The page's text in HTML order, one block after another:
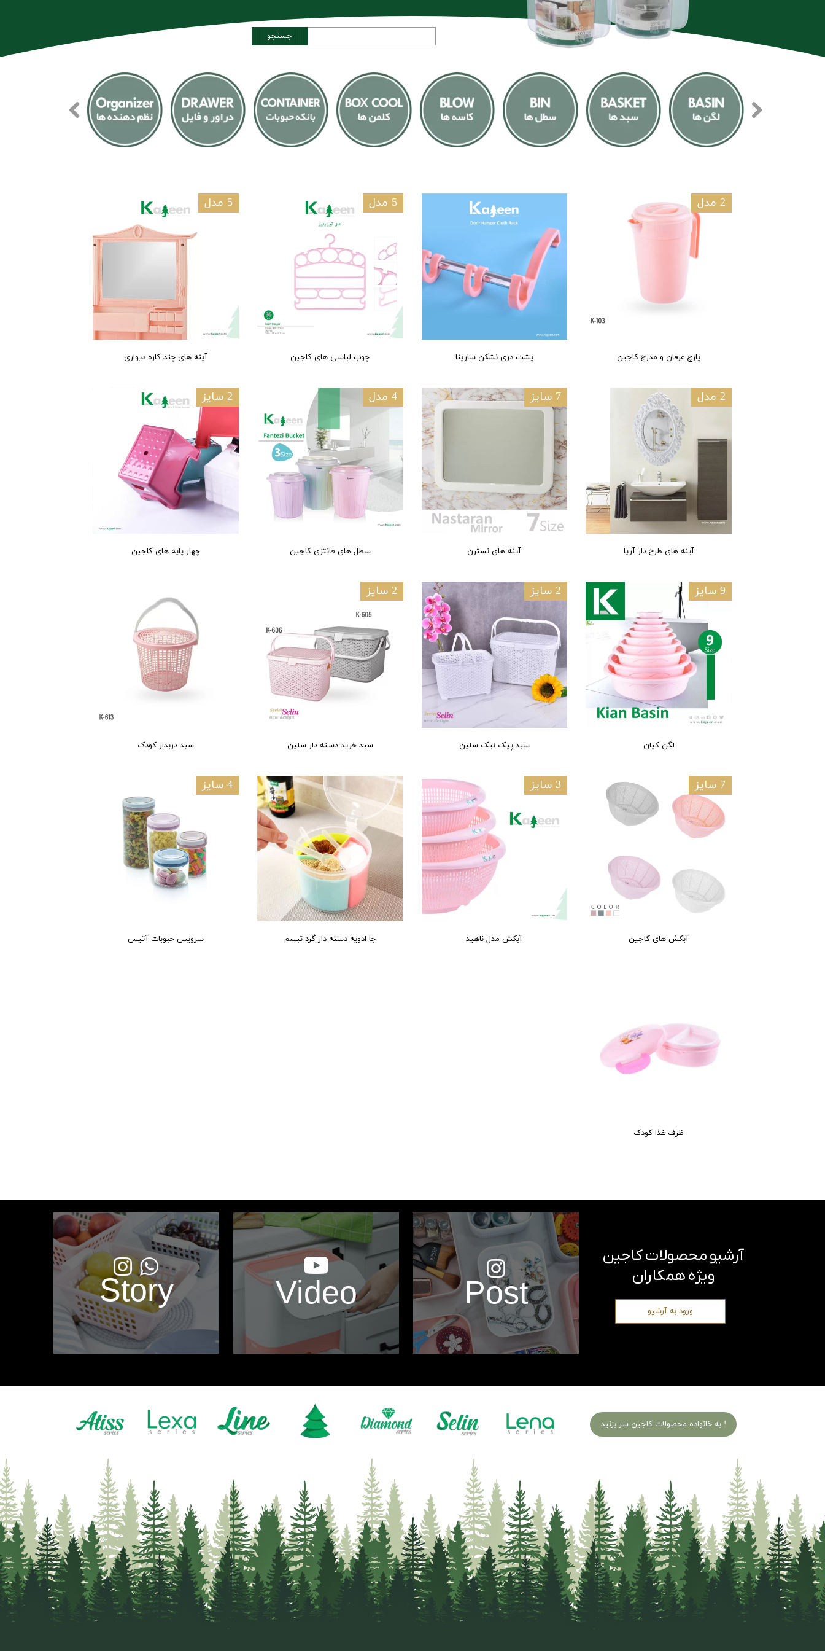
جستجو
پارچ عرفان و مدرج کاجین
2 مدل
پشت دری نشکن سارینا چوب لباسی های کاجین
5 مدل
آینه های چند کاره دیواری
5 مدل
آینه های طرح دار آریا
2 مدل
آینه های نسترن
7 سایز
سطل های فانتزی کاجین
4 مدل
چهار پایه های کاجین
2 سایز
لگن کیان
9 سایز
سبد پیک نیک سلین
2 سایز
سبد خرید دسته دار سلین
2 سایز
سبد دربدار کودک
آبکش های کاجین
7 سایز
آبکش مدل ناهید
3 سایز
جا ادویه دسته دار گرد تبسم سرویس حبوبات آتیس
4 سایز
ظرف غذا کودک
ویژه همکاران
ورود به آرشیو
Post
Video
Story
به خانواده محصولات کاجین سر بزنید !